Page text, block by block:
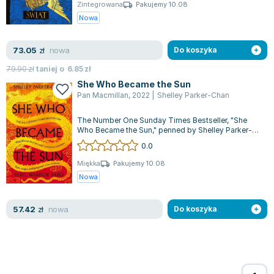
Książki o naukach politycznych dla studentów
Książki do nauk społecznych dla studentów
Książki do nauk ścisłych dla studentów
Prawo - książki dla studentów
Technologia żywności - książki
Zarządzanie i marketing - książki
Nauka języków obcych - książki
Podręczniki dla nauczycieli - metodyka
Repetytoria, testy i materiały pomocnicze
Bolesław Prus
Wanda Chotomska
Józef Ignacy Kraszewski
Clive Staples Lewis
Martyna Wojciechowska
Melissa De la Cruz
Blanka Lipińska
Jaś Kapela
Agatha Christie
Witold Gadowski
Marcin Kowalczyk
Zintegrowana
Pakujemy 10.08
Nowa
73.05 zł nowa
79.90złtaniej o 6.85zł
Do koszyka
She Who Became the Sun
Pan Macmillan, 2022 Shelley Parker-Chan
The Number One Sunday Times Bestseller, "She
Who Became the Sun," penned by Shelley Parker-
Chan, is a captivating work of historic...
0.0
Miękka
Pakujemy 10.08
Nowa
57.42 zł nowa Do koszyka